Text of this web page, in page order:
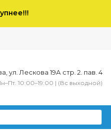
ул. Лескова 19А стр. 2. пав. 4
10:00–19:00 | (Вс выходной)